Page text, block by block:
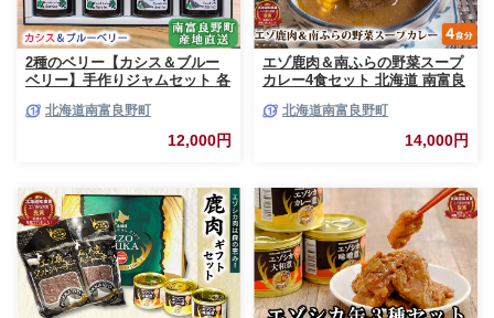
2種のベリー【カシス＆ブルー
ベリー】手作りジャムセット 各
ベリー カシス ブルーベリー ソ
ース 果実 てんさい糖 無農薬 甘
北海道南富良野町
12,000円
エゾ鹿肉＆南ふらの野菜スープ
カレー4食セット 北海道 南富良
スープカレー セット 詰合せ 加
北海道南富良野町
14,000円